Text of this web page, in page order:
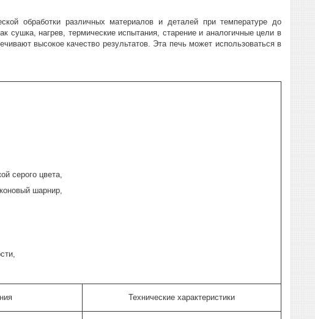
обработки различных материалов и деталей при температуре до
сушка, нагрев, термические испытания, старение и аналогичные цели в
высокое качество результатов. Эта печь может использоваться в
серого цвета,
шарнир,
Технические характеристики